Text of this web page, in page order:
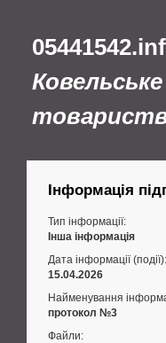
Інформація
Тип інформації:
Інша інформація
Дата інформації (події):
15.04.2026
Найменування
протокол №3
Файли: